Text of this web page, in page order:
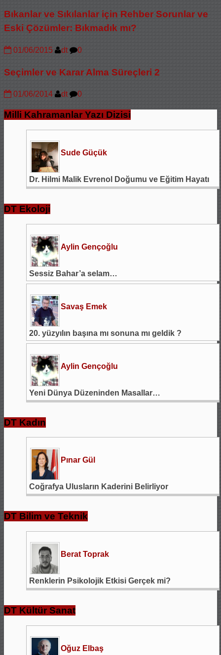
Bıkanlar ve Sıkılanlar için Rehber Sorunlar ve
Eski Çözümler: Bıkmadık mı?
01/06/2015 dt 0
Seçimler ve Karar Alma Süreçleri 2
01/06/2014 dt 0
Milli Kahramanlar Yazı Dizisi
Sude Güçük
Dr. Hilmi Malik Evrenol Doğumu ve Eğitim Hayatı
DT Ekoloji
Aylin Gençoğlu
Sessiz Bahar’a selam…
Savaş Emek
20. yüzyılın başına mı sonuna mı geldik ?
Aylin Gençoğlu
Yeni Dünya Düzeninden Masallar…
DT Kadın
Pınar Gül
Coğrafya Ulusların Kaderini Belirliyor
DT Bilim ve Teknik
Berat Toprak
Renklerin Psikolojik Etkisi Gerçek mi?
DT Kültür Sanat
Oğuz Elbaş